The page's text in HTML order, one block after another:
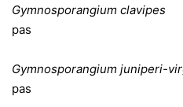
Gymnosporangium clavipes
pas
Gymnosporangium juniperi-
pas